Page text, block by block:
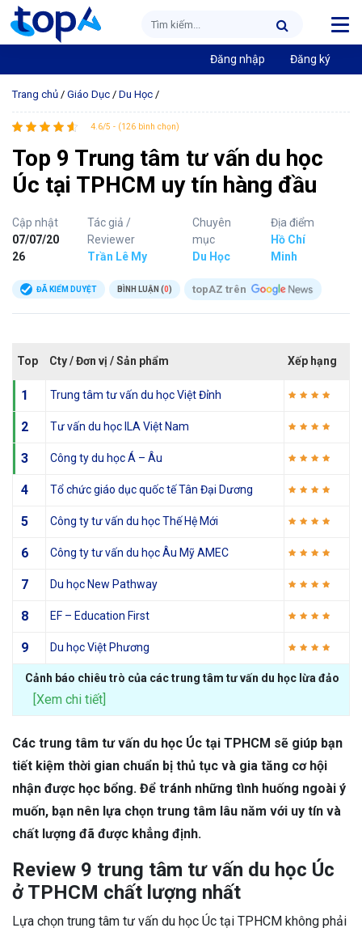
Đăng nhập Đăng ký
Trang chủ / Giáo Dục / Du Học /
4.6/5 - (126 bình chọn)
Top 9 Trung tâm tư vấn du học
Úc tại TPHCM uy tín hàng đầu
Cập nhật
07/07/20
26
Tác giả /
Reviewer
Trần Lê My
Chuyên
mục
Du Học
Địa điểm
Hồ Chí
Minh
ĐÃ KIỂM DUYỆT BÌNH LUẬN (0) topAZ trên
Top Cty / Đơn vị / Sản phẩm Xếp hạng
1 Trung tâm tư vấn du học Việt Đỉnh
2 Tư vấn du học ILA Việt Nam
3 Công ty du học Á – Âu
4 Tổ chức giáo dục quốc tế Tân Đại Dương
5 Công ty tư vấn du học Thế Hệ Mới
6 Công ty tư vấn du học Âu Mỹ AMEC
7 Du học New Pathway
8 EF – Education First
9 Du học Việt Phương
Cảnh báo chiêu trò của các trung tâm tư vấn du học lừa đảo
[Xem chi tiết]
Các trung tâm tư vấn du học Úc tại TPHCM sẽ giúp bạn
tiết kiệm thời gian chuẩn bị thủ tục và gia tăng cơ hội
nhận được học bổng. Để tránh những tình huống ngoài ý
muốn, bạn nên lựa chọn trung tâm lâu năm với uy tín và
chất lượng đã được khẳng định.
Review 9 trung tâm tư vấn du học Úc
ở TPHCM chất lượng nhất
Lựa chọn trung tâm tư vấn du học Úc tại TPHCM không phải